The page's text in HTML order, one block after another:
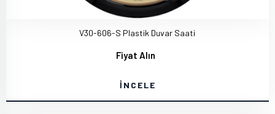
V30-606-S Plastik Duvar Saati
Fiyat Alın
İNCELE